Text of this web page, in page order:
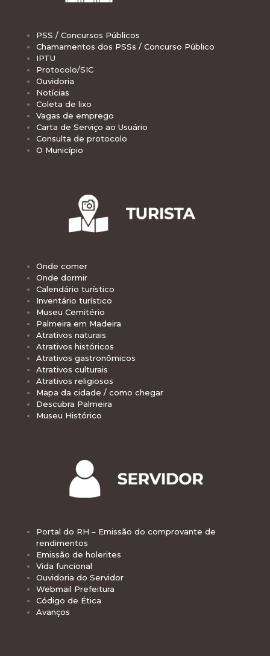
PSS / Concursos Públicos
Chamamentos dos PSSs / Concurso Público
IPTU
Protocolo/SIC
Ouvidoria
Notícias
Coleta de lixo
Vagas de emprego
Carta de Serviço ao Usuário
Consulta de protocolo
O Município
Onde comer
Onde dormir
Calendário turístico
Inventário turístico
Museu Cemitério
Palmeira em Madeira
Atrativos naturais
Atrativos históricos
Atrativos gastronômicos
Atrativos culturais
Atrativos religiosos
Mapa da cidade / como chegar
Descubra Palmeira
Museu Histórico
Portal do RH – Emissão do comprovante de
rendimentos
Emissão de holerites
Vida funcional
Ouvidoria do Servidor
Webmail Prefeitura
Código de Ética
Avanços